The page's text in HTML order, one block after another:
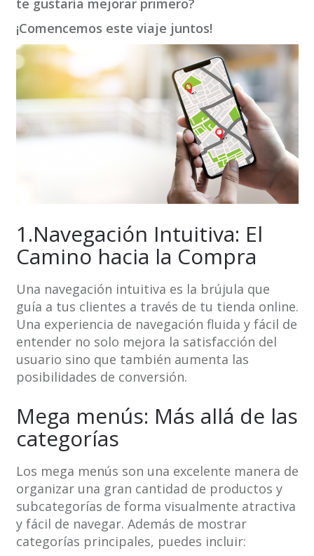
te gustaría mejorar primero?
¡Comencemos este viaje juntos!
1.Navegación Intuitiva: El
Camino hacia la Compra
Una navegación intuitiva es la brújula que
guía a tus clientes a través de tu tienda online.
Una experiencia de navegación fluida y fácil de
entender no solo mejora la satisfacción del
usuario sino que también aumenta las
posibilidades de conversión.
Mega menús: Más allá de las
categorías
Los mega menús son una excelente manera de
organizar una gran cantidad de productos y
subcategorías de forma visualmente atractiva
y fácil de navegar. Además de mostrar
categorías principales, puedes incluir: